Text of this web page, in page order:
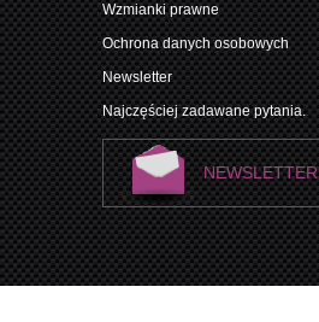
Wzmianki prawne
Ochrona danych osobowych
Newsletter
Najczęściej zadawane pytania.
NEWSLETTER